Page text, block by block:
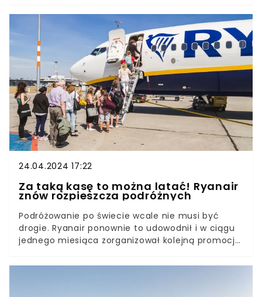
zamieszkania, który w sytuacji zagubienia bagażu
umożliwiłby odnalezienie właściciela.To jednak
najgorsze możliwe sposoby zabezpieczenia
bagażu. Dlaczego? Odpowiedź poniżej.
24.04.2024 17:22
Za taką kasę to można latać! Ryanair
znów rozpieszcza podróżnych
Podróżowanie po świecie wcale nie musi być
drogie. Ryanair ponownie to udowodnił i w ciągu
jednego miesiąca zorganizował kolejną promocję.
można kupić za niewielkie pieniądze.